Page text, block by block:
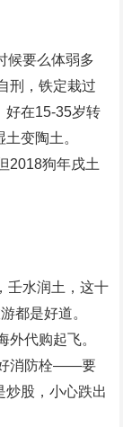
候要么体弱多
刑，铁定栽过
在15-35岁转
变陶土。
2018狗年戌土
壬水润土，这十
都是好道。
外代购起飞。
好消防栓——要
炒股，小心跌出